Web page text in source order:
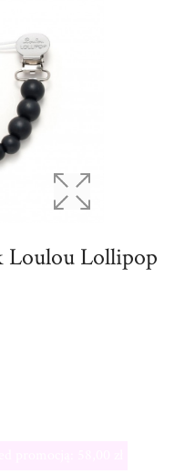
Loulou Lollipop